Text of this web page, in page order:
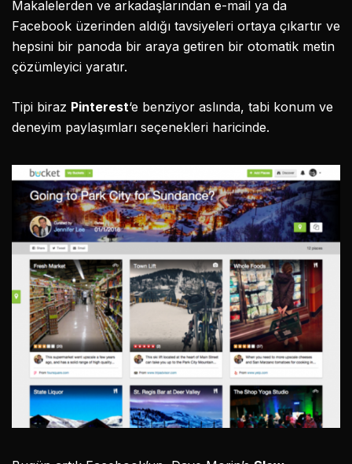
Makalelerden ve arkadaşlarından e-mail ya da
Facebook üzerinden aldığı tavsiyeleri ortaya çıkartır ve
hepsini bir panoda bir araya getiren bir otomatik metin
çözümleyici yaratır.
Tipi biraz Pinterest‘e benziyor aslında, tabi konum ve
deneyim paylaşımları seçenekleri haricinde.